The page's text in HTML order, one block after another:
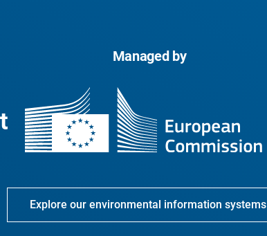
Managed by
Explore our environmental information systems